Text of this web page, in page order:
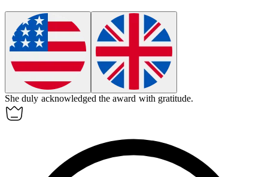
Sheduly acknowledged the award with gratitude.